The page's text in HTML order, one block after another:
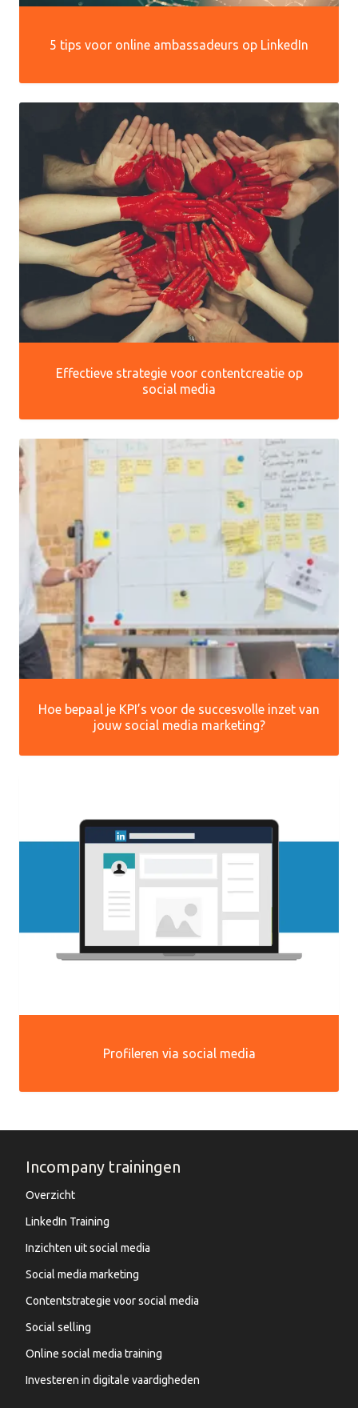
5 tips voor online ambassadeurs op LinkedIn
Effectieve strategie voor contentcreatie op
social media
Hoe bepaal je KPI’s voor de succesvolle inzet van
jouw social media marketing?
Profileren via social media
Incompany trainingen
Overzicht
LinkedIn Training
Inzichten uit social media
Social media marketing
Contentstrategie voor social media
Social selling
Online social media training
Investeren in digitale vaardigheden